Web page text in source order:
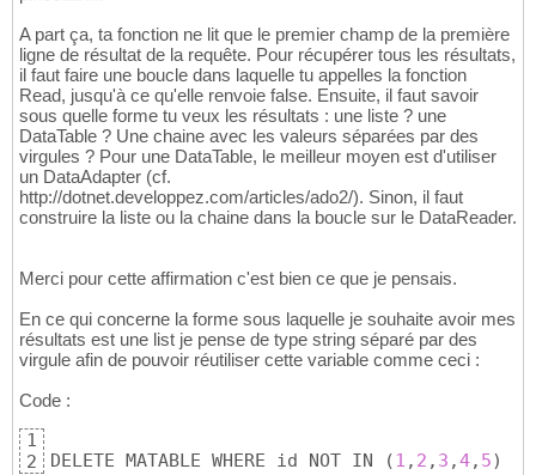
A part ça, ta fonction ne lit que le premier champ de la première
ligne de résultat de la requête. Pour récupérer tous les résultats,
il faut faire une boucle dans laquelle tu appelles la fonction
Read, jusqu'à ce qu'elle renvoie false. Ensuite, il faut savoir
sous quelle forme tu veux les résultats : une liste ? une
DataTable ? Une chaine avec les valeurs séparées par des
virgules ? Pour une DataTable, le meilleur moyen est d'utiliser
un DataAdapter (cf.
http://dotnet.developpez.com/articles/ado2/). Sinon, il faut
construire la liste ou la chaine dans la boucle sur le DataReader.
Merci pour cette affirmation c'est bien ce que je pensais.
En ce qui concerne la forme sous laquelle je souhaite avoir mes
résultats est une list je pense de type string séparé par des
virgule afin de pouvoir réutiliser cette variable comme ceci :
Code :
1
2
DELETE MATABLE WHERE id NOT IN (1 , 2 , 3 ,4, 5)